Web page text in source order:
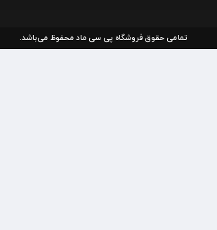
تمامی حقوق فروشگاه پی سی ماد محفوظ می‌باشد.